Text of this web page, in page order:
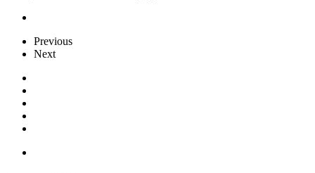
Previous
Next